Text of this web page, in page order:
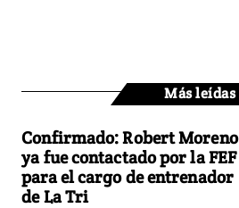
Más leídas
Confirmado: Robert Moreno
ya fue contactado por la FEF
para el cargo de entrenador
de La Tri